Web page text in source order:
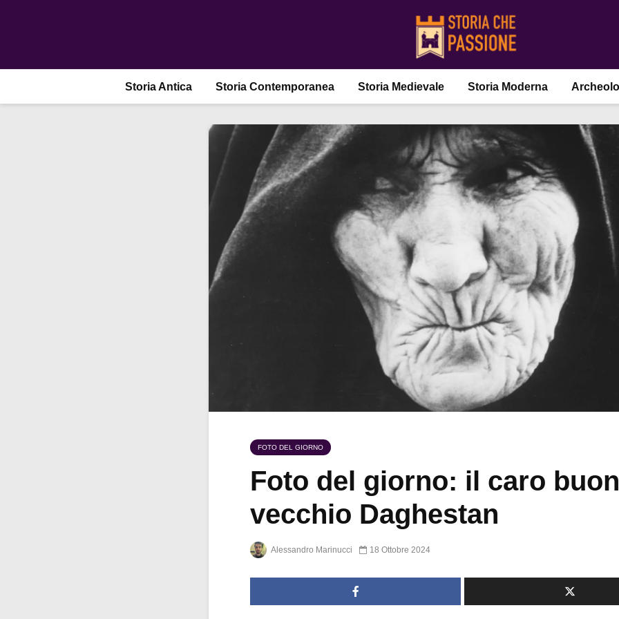
Storia Antica Storia Contemporanea Storia Medievale Storia Moderna
FOTO DEL GIORNO
Foto del giorno: il caro buon
vecchio Daghestan
Alessandro Marinucci 18 Ottobre 2024